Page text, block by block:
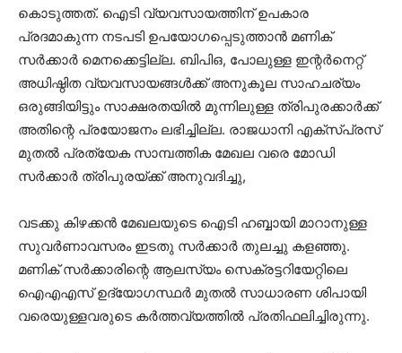
കൊടുത്തത്. ഐടി വ്യവസായത്തിന് ഉപകാര
പ്രദമാകുന്ന നടപടി ഉപയോഗപ്പെടുത്താന്‍ മണിക്
സര്‍ക്കാര്‍ മെനക്കെട്ടില്ല. ബിപിഒ, പോലുള്ള ഇന്റര്‍നെറ്റ്
അധിഷ്ഠിത വ്യവസായങ്ങള്‍ക്ക് അനുകൂല സാഹചര്യം
ഒരുങ്ങിയിട്ടും സാക്ഷരതയില്‍ മുന്നിലുള്ള ത്രിപുരക്കാര്‍ക്ക്
അതിന്റെ പ്രയോജനം ലഭിച്ചില്ല. രാജധാനി എക്‌സ്പ്രസ്
മുതല്‍ പ്രത്യേക സാമ്പത്തിക മേഖല വരെ മോഡി
സര്‍ക്കാര്‍ ത്രിപുരയ്ക്ക് അനുവദിച്ചു,
വടക്കു കിഴക്കന്‍ മേഖലയുടെ ഐടി ഹബ്ബായി മാറാനുള്ള
സുവര്‍ണാവസരം ഇടതു സര്‍ക്കാര്‍ തുലച്ചു കളഞ്ഞു.
മണിക് സര്‍ക്കാരിന്റെ ആലസ്യം സെക്രട്ടറിയേറ്റിലെ
ഐഎഎസ് ഉദ്യോഗസ്ഥര്‍ മുതല്‍ സാധാരണ ശിപായി
വരെയുള്ളവരുടെ കര്‍ത്തവ്യത്തില്‍ പ്രതിഫലിച്ചിരുന്നു.